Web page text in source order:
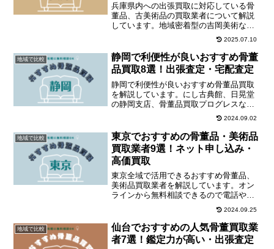
兵庫県内への出張買取に対応している骨
董品、古美術品の買取業者について解説
しています。地域密着型の吉岡美術など
を筆頭におすすめ業者が多数利用できる
2025.07.10
地域で比較
静岡で利便性が良いおすすめ骨董
品買取8選！出張査定・宅配査定
静岡で利便性が良いおすすめ骨董品買取
を解説しています。にし古典館、日晃堂
の静岡支店、骨董品買取プログレスなど
の店舗とネット出張買取業者に相談でき
るエリアです。それぞれチェックしまし
ょう！
2024.09.02
地域で比較
東京でおすすめの骨董品・美術品
買取業者9選！ネット申し込み・
高価買取
東京全域で活用できるおすすめ骨董品、
美術品買取業者を解説しています。オン
ラインから無料相談できるので電話やメ
2024.09.25
地域で比較
仙台でおすすめの人気骨董買取業
者7選！鑑定力が高い・出張査定